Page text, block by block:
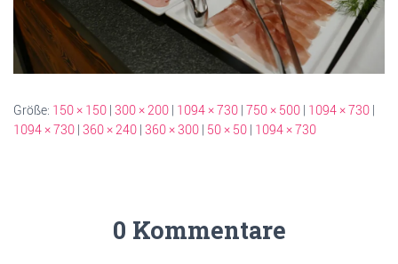
Größe: 150 × 150 | 300 × 200 | 1094 × 730 | 750 × 500 | 1094 × 730 |
1094 × 730 | 360 × 240 | 360 × 300 | 50 × 50 | 1094 × 730
0 Kommentare